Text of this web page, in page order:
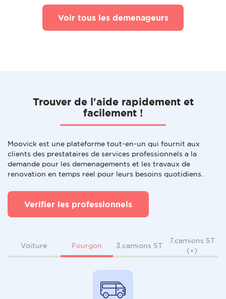
Voir tous les demenageurs
Trouver de l'aide rapidement et
facilement !
Moovick est une plateforme tout-en-un qui fournit aux
clients des prestataires de services professionnels a la
demande pour les demenagements et les travaux de
renovation en temps reel pour leurs besoins quotidiens.
Verifier les professionnels
Voiture Fourgon 3.camions 5T
7.camions 5T
(+)